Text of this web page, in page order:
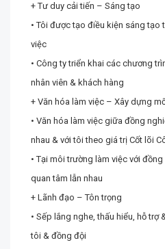
+ Tư duy cải tiến – Sáng tạo
• Tôi được tạo điều kiện sáng
việc
• Công ty triển khai các chương
nhân viên & khách hàng
+ Văn hóa làm việc – Xây dựng
• Văn hóa làm việc giữa đồng
nhau & với tôi theo giá trị Cốt lõi
• Tại môi trường làm việc với
quan tâm lẫn nhau
+ Lãnh đạo – Tôn trọng
• Sếp lắng nghe, thấu hiểu, hỗ
tôi & đồng đội